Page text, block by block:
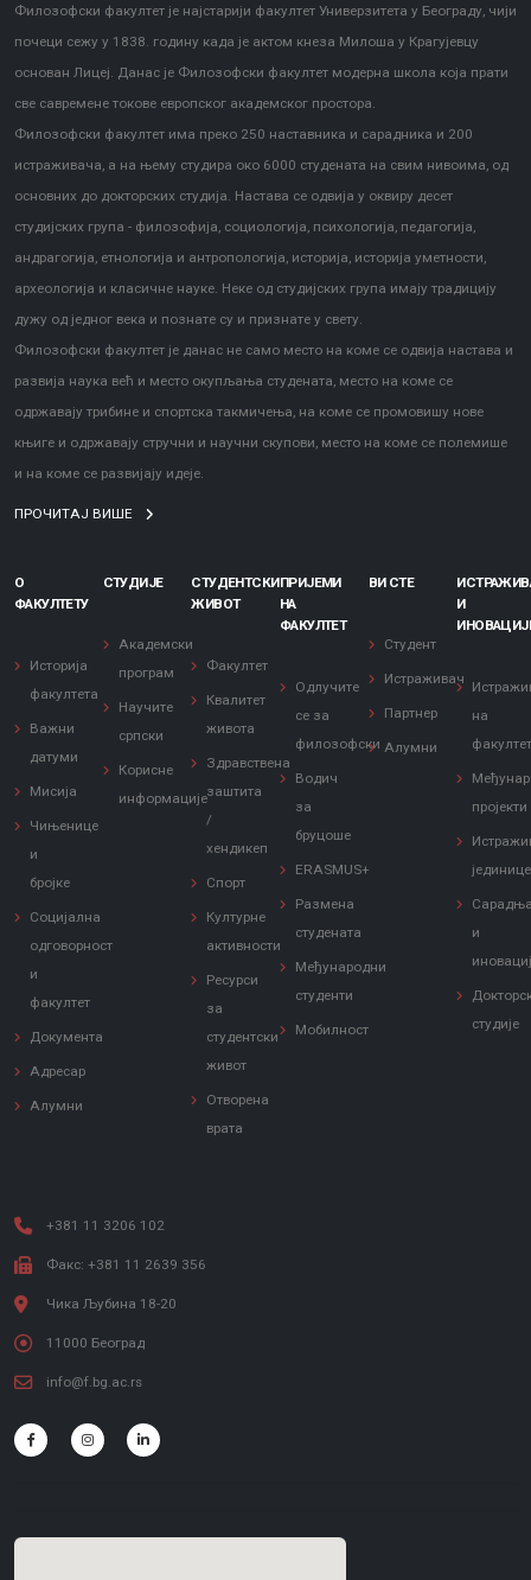
Филозофски факултет је најстарији факултет Универзитета у Београду, чији
почеци сежу у 1838. годину када је актом кнеза Милоша у Крагујевцу
основан Лицеј. Данас је Филозофски факултет модерна школа која прати
све савремене токове европског академског простора.
Филозофски факултет има преко 250 наставника и сарадника и 200
истраживача, а на њему студира око 6000 студената на свим нивоима, од
основних до докторских студија. Настава се одвија у оквиру десет
студијских група - филозофија, социологија, психологија, педагогија,
андрагогија, етнологија и антропологија, историја, историја уметности,
археологија и класичне науке. Неке од студијских група имају традицију
дужу од једног века и познате су и признате у свету.
Филозофски факултет је данас не само место на коме се одвија настава и
развија наука већ и место окупљања студената, место на коме се
одржавају трибине и спортска такмичења, на коме се промовишу нове
књиге и одржавају стручни и научни скупови, место на коме се полемише
и на коме се развијају идеје.
ПРОЧИТАЈ ВИШЕ
О
ФАКУЛТЕТУ
Историја
факултета
Важни
датуми
Мисија
Чињенице
и
бројке
Социјална
одговорност
и
факултет
Документа
Адресар
Алумни
СТУДИЈЕ
Академски
програм
Научите
српски
Корисне
информације
СТУДЕНТСКИ
ЖИВОТ
Факултет
Квалитет
живота
Здравствена
заштита
/
хендикеп
Спорт
Културне
активности
Ресурси
за
студентски
живот
Отворена
врата
ПРИЈЕМИ
НА
ФАКУЛТЕТ
Одлучите
се за
филозофски
Водич
за
бруцоше
ERASMUS+
Размена
студената
Међународни
студенти
Мобилност
ВИ СТЕ
Студент
Истраживач
Партнер
Алумни
И
на
пројекти
јединице
и
студије
+381 11 3206 102
Факс: +381 11 2639 356
Чика Љубина 18-20
11000 Београд
info@f.bg.ac.rs